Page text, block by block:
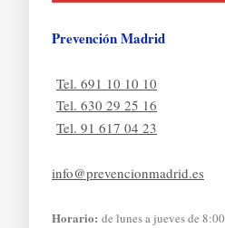
Prevención Madrid
Tel. 691 10 10 10
Tel. 630 29 25 16
Tel. 91 617 04 23
info@prevencionmadrid.es
Horario: de lunes a jueves de